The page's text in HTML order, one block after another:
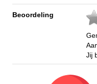
Beoordeling
Jij